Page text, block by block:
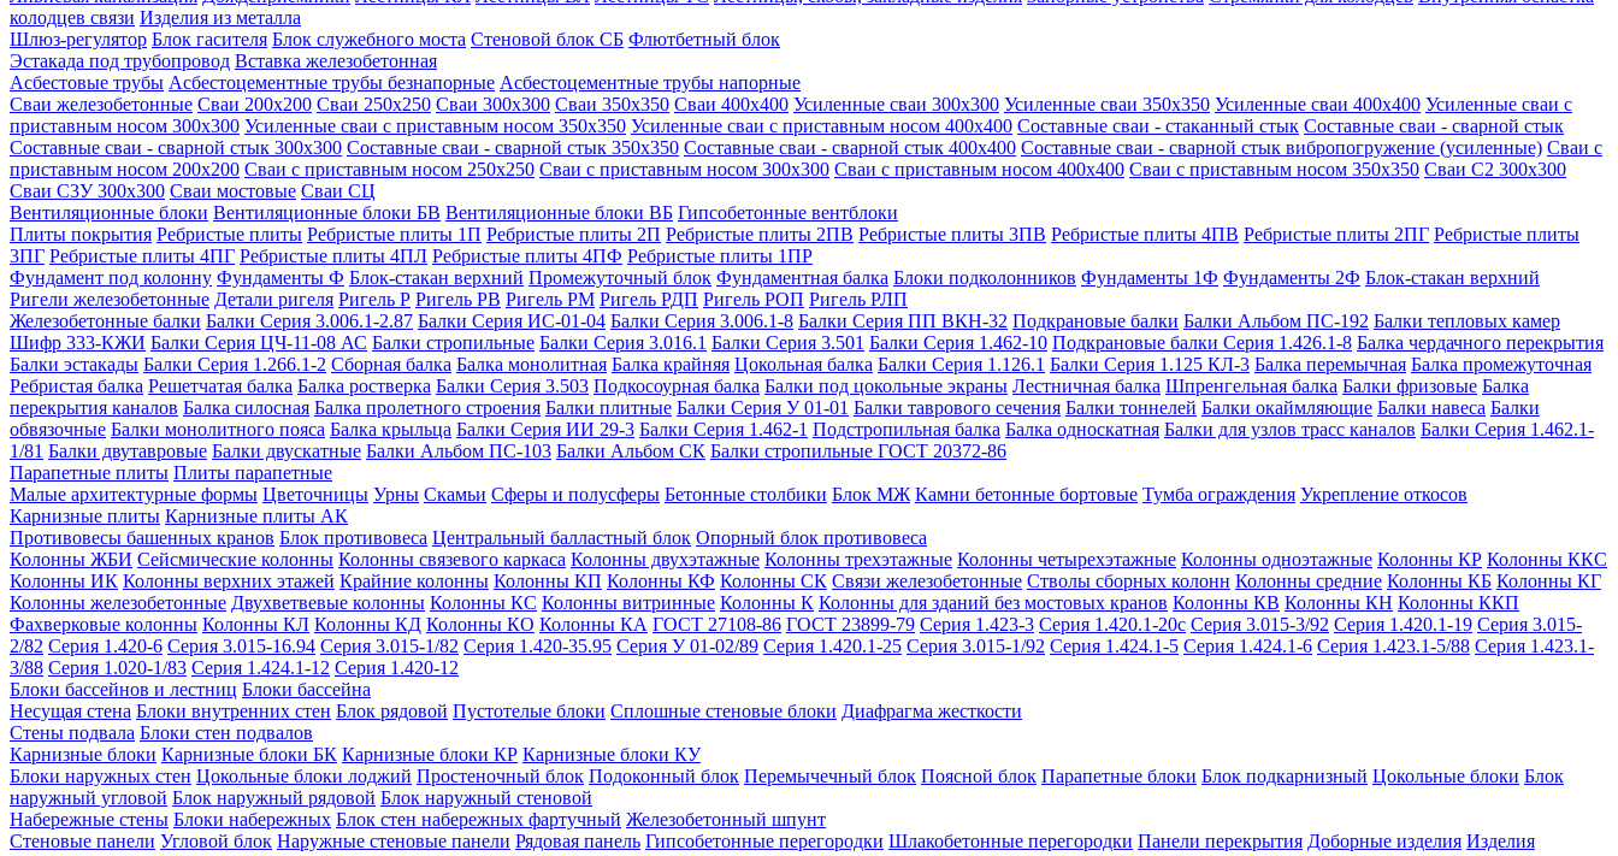
колодцев связи Изделия из металла
Шлюз-регулятор Блок гасителя Блок служебного моста Стеновой блок СБ Флютбетный блок
Эстакада под трубопровод Вставка железобетонная
Асбестовые трубы Асбестоцементные трубы безнапорные Асбестоцементные трубы напорные
Сваи железобетонные Сваи 200х200 Сваи 250х250 Сваи 300х300 Сваи 350х350 Сваи 400х400 Усиленные сваи 300х300 Усиленные сваи 350х350 Усиленные сваи 400х400 Усиленные сваи с
приставным носом 300х300 Усиленные сваи с приставным носом 350х350 Усиленные сваи с приставным носом 400х400 Составные сваи - стаканный стык Составные сваи - сварной стык
Составные сваи - сварной стык 300х300 Составные сваи - сварной стык 350х350 Составные сваи - сварной стык 400х400 Составные сваи - сварной стык вибропогружение (усиленные) Сваи с
приставным носом 200х200 Сваи с приставным носом 250х250 Сваи с приставным носом 300х300 Сваи с приставным носом 400х400 Сваи с приставным носом 350х350 Сваи С2 300х300
Сваи С3У 300х300 Сваи мостовые Сваи СЦ
Вентиляционные блоки Вентиляционные блоки БВ Вентиляционные блоки ВБ Гипсобетонные вентблоки
Плиты покрытия Ребристые плиты Ребристые плиты 1П Ребристые плиты 2П Ребристые плиты 2ПВ Ребристые плиты 3ПВ Ребристые плиты 4ПВ Ребристые плиты 2ПГ Ребристые плиты
3ПГ Ребристые плиты 4ПГ Ребристые плиты 4ПЛ Ребристые плиты 4ПФ Ребристые плиты 1ПР
Фундамент под колонну Фундаменты Ф Блок-стакан верхний Промежуточный блок Фундаментная балка Блоки подколонников Фундаменты 1Ф Фундаменты 2Ф Блок-стакан верхний
Ригели железобетонные Детали ригеля Ригель Р Ригель РВ Ригель РМ Ригель РДП Ригель РОП Ригель РЛП
Железобетонные балки Балки Серия 3.006.1-2.87 Балки Серия ИС-01-04 Балки Серия 3.006.1-8 Балки Серия ПП ВКН-32 Подкрановые балки Балки Альбом ПС-192 Балки тепловых камер
Шифр 333-КЖИ Балки Серия ЦЧ-11-08 АС Балки стропильные Балки Серия 3.016.1 Балки Серия 3.501 Балки Серия 1.462-10 Подкрановые балки Серия 1.426.1-8 Балка чердачного перекрытия
Балки эстакады Балки Серия 1.266.1-2 Сборная балка Балка монолитная Балка крайняя Цокольная балка Балки Серия 1.126.1 Балки Серия 1.125 КЛ-3 Балка перемычная Балка промежуточная
Ребристая балка Решетчатая балка Балка ростверка Балки Серия 3.503 Подкосоурная балка Балки под цокольные экраны Лестничная балка Шпренгельная балка Балки фризовые Балка
перекрытия каналов Балка силосная Балка пролетного строения Балки плитные Балки Серия У 01-01 Балки таврового сечения Балки тоннелей Балки окаймляющие Балки навеса Балки
обвязочные Балки монолитного пояса Балка крыльца Балки Серия ИИ 29-3 Балки Серия 1.462-1 Подстропильная балка Балка односкатная Балки для узлов трасс каналов Балки Серия 1.462.1-
1/81 Балки двутавровые Балки двускатные Балки Альбом ПС-103 Балки Альбом СК Балки стропильные ГОСТ 20372-86
Парапетные плиты Плиты парапетные
Малые архитектурные формы Цветочницы Урны Скамьи Сферы и полусферы Бетонные столбики Блок МЖ Камни бетонные бортовые Тумба ограждения Укрепление откосов
Карнизные плиты Карнизные плиты АК
Противовесы башенных кранов Блок противовеса Центральный балластный блок Опорный блок противовеса
Колонны ЖБИ Сейсмические колонны Колонны связевого каркаса Колонны двухэтажные Колонны трехэтажные Колонны четырехэтажные Колонны одноэтажные Колонны КР Колонны ККС
Колонны ИК Колонны верхних этажей Крайние колонны Колонны КП Колонны КФ Колонны СК Связи железобетонные Стволы сборных колонн Колонны средние Колонны КБ Колонны КГ
Колонны железобетонные Двухветвевые колонны Колонны КС Колонны витринные Колонны К Колонны для зданий без мостовых кранов Колонны КВ Колонны КН Колонны ККП
Фахверковые колонны Колонны КЛ Колонны КД Колонны КО Колонны КА ГОСТ 27108-86 ГОСТ 23899-79 Серия 1.423-3 Серия 1.420.1-20с Серия 3.015-3/92 Серия 1.420.1-19 Серия 3.015-
2/82 Серия 1.420-6 Серия 3.015-16.94 Серия 3.015-1/82 Серия 1.420-35.95 Серия У 01-02/89 Серия 1.420.1-25 Серия 3.015-1/92 Серия 1.424.1-5 Серия 1.424.1-6 Серия 1.423.1-5/88 Серия 1.423.1-
3/88 Серия 1.020-1/83 Серия 1.424.1-12 Серия 1.420-12
Блоки бассейнов и лестниц Блоки бассейна
Несущая стена Блоки внутренних стен Блок рядовой Пустотелые блоки Сплошные стеновые блоки Диафрагма жесткости
Стены подвала Блоки стен подвалов
Карнизные блоки Карнизные блоки БК Карнизные блоки КР Карнизные блоки КУ
Блоки наружных стен Цокольные блоки лоджий Простеночный блок Подоконный блок Перемычечный блок Поясной блок Парапетные блоки Блок подкарнизный Цокольные блоки Блок
наружный угловой Блок наружный рядовой Блок наружный стеновой
Набережные стены Блоки набережных Блок стен набережных фартучный Железобетонный шпунт
Стеновые панели Угловой блок Наружные стеновые панели Рядовая панель Гипсобетонные перегородки Шлакобетонные перегородки Панели перекрытия Доборные изделия Изделия